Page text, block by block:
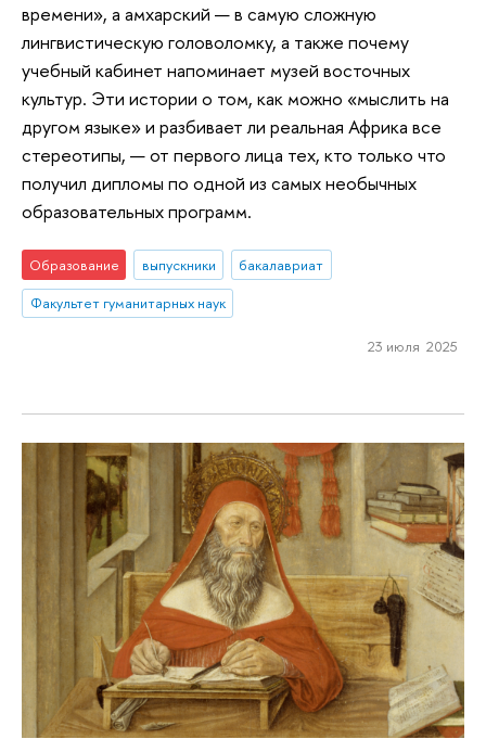
времени», а амхарский — в самую сложную
лингвистическую головоломку, а также почему
учебный кабинет напоминает музей восточных
культур. Эти истории о том, как можно «мыслить на
другом языке» и разбивает ли реальная Африка все
стереотипы, — от первого лица тех, кто только что
получил дипломы по одной из самых необычных
образовательных программ.
Образование выпускники
бакалавриат
Факультет гуманитарных наук
23 июля 2025